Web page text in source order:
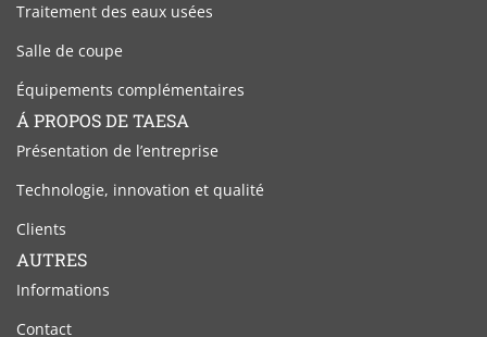
Traitement des eaux usées
Salle de coupe
Équipements complémentaires
Á PROPOS DE TAESA
Présentation de l’entreprise
Technologie, innovation et qualité
Clients
AUTRES
Informations
Contact